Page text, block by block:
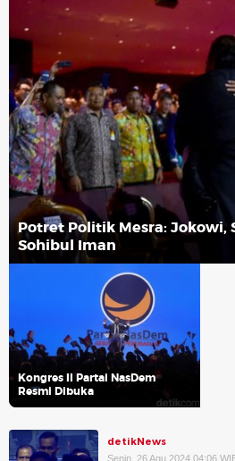
Potret Politik Mesra: Jokowi,
Sohibul Iman
Kongres II Partai NasDem
Resmi Dibuka
detikNews
Senin, 26 Agu 2024 04:06